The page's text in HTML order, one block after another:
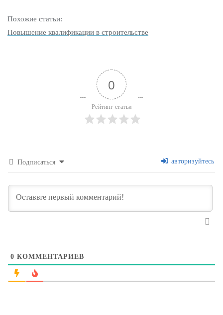
Похожие статьи:
Повышение квалификации в строительстве
0
Рейтинг статьи
Подписаться авторизуйтесь
0 КОММЕНТАРИЕВ